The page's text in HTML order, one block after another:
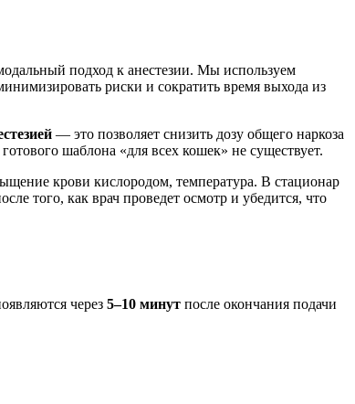
подход к анестезии. Мы используем
риски и сократить время выхода из
— это позволяет снизить дозу общего наркоза
шаблона «для всех кошек» не существует.
крови кислородом, температура. В стационар
того, как врач проведет осмотр и убедится, что
через 5–10 минут после окончания подачи